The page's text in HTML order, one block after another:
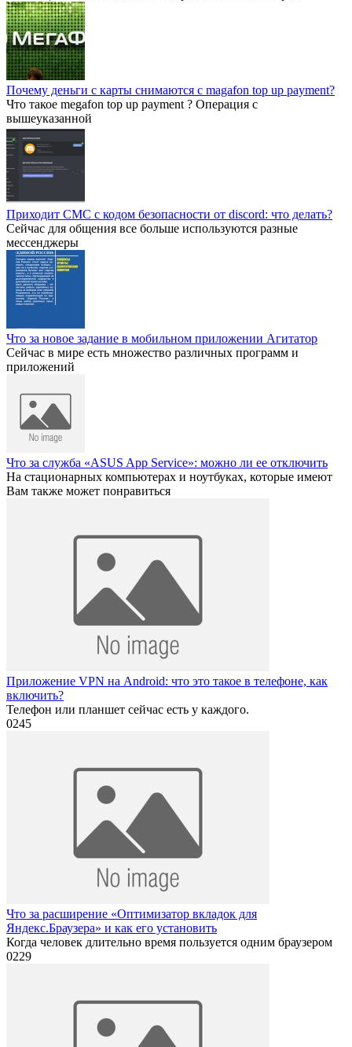
Почему деньги с карты снимаются с magafon top up payment?
Что такое megafon top up payment ? Операция с
вышеуказанной
Приходит СМС с кодом безопасности от discord: что делать?
Сейчас для общения все больше используются разные
мессенджеры
Что за новое задание в мобильном приложении Агитатор
Сейчас в мире есть множество различных программ и
приложений
Что за служба «ASUS App Service»: можно ли ее отключить
На стационарных компьютерах и ноутбуках, которые имеют
Вам также может понравиться
Приложение VPN на Android: что это такое в телефоне, как
включить?
Телефон или планшет сейчас есть у каждого.
0245
Что за расширение «Оптимизатор вкладок для
Яндекс.Браузера» и как его установить
Когда человек длительно время пользуется одним браузером
0229